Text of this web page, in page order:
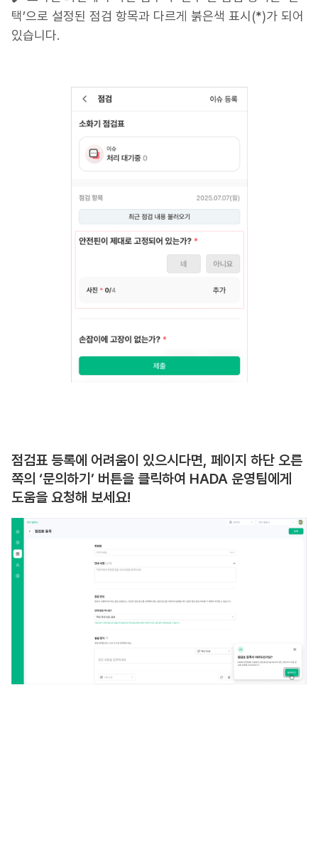
택’으로 설정된 점검 항목과 다르게 붉은색 표시(*)가 되어
있습니다.
점검표 등록에 어려움이 있으시다면, 페이지 하단 오른
쪽의 ‘문의하기’ 버튼을 클릭하여 HADA 운영팀에게
도움을 요청해 보세요!